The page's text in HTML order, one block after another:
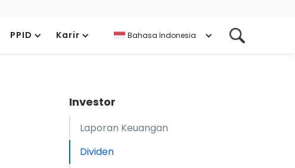
PPID Karir Bahasa Indonesia
Investor
Laporan Keuangan
Dividen